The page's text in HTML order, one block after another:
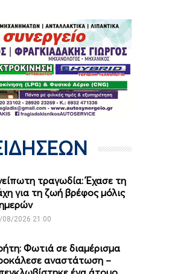
τραγωδία: Έχασε τη
για τη ζωή βρέφος μόλις
08/2026 21:00
Φωτιά σε διαμέρισμα
αναστάτωση –